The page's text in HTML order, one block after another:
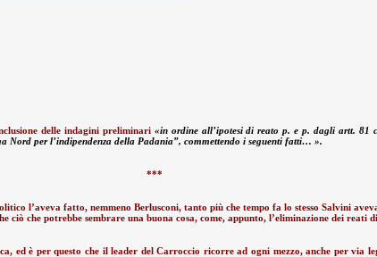
delle indagini preliminari «in ordine all’ipotesi di reato p. e p. dagli artt. 81
Nord per l’indipendenza della Padania”, commettendo i seguenti fatti… ».
***
l’aveva fatto, nemmeno Berlusconi, tanto più che tempo fa lo stesso Salvini
che potrebbe sembrare una buona cosa, come, appunto, l’eliminazione dei reati
ed è per questo che il leader del Carroccio ricorre ad ogni mezzo, anche per via